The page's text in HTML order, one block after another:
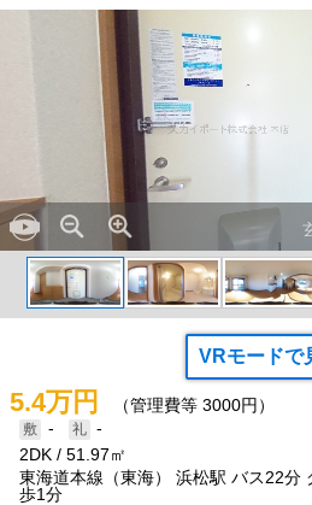
VRモードで
5.4万円 （管理費等 3000円）
-
-
2DK
51.97㎡
東海道本線（東海） 浜松駅 バス22分
歩1分